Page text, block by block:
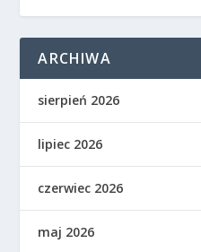
ARCHIWA
sierpień 2026
lipiec 2026
czerwiec 2026
maj 2026